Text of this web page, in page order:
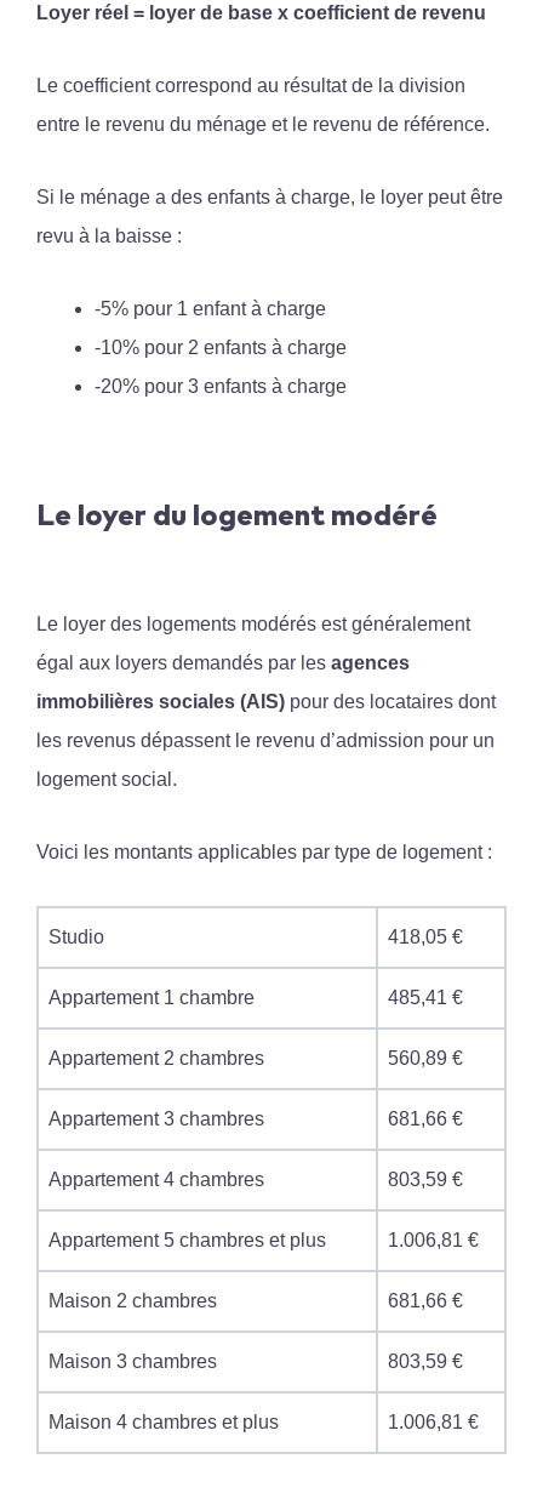
Loyer réel = loyer de base x coefficient de revenu
Le coefficient correspond au résultat de la division
entre le revenu du ménage et le revenu de référence.
Si le ménage a des enfants à charge, le loyer peut être
revu à la baisse :
-5% pour 1 enfant à charge
-10% pour 2 enfants à charge
-20% pour 3 enfants à charge
Le loyer du logement modéré
Le loyer des logements modérés est généralement
égal aux loyers demandés par les agences
immobilières sociales (AIS) pour des locataires dont
les revenus dépassent le revenu d’admission pour un
logement social.
Voici les montants applicables par type de logement :
Studio 418,05 €
Appartement 1 chambre 485,41 €
Appartement 2 chambres 560,89 €
Appartement 3 chambres 681,66 €
Appartement 4 chambres 803,59 €
Appartement 5 chambres et plus 1.006,81 €
Maison 2 chambres 681,66 €
Maison 3 chambres 803,59 €
Maison 4 chambres et plus 1.006,81 €